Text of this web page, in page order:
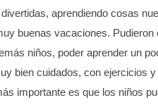
aprendiendo cosas
buenas vacaciones.
niños, poder aprender un
bien cuidados, con ejercicios
importante es que los niños